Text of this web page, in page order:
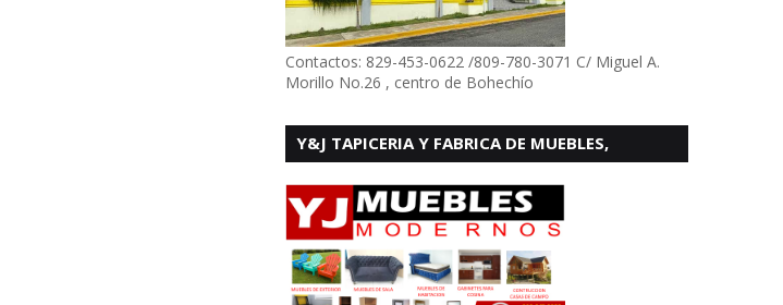
Contactos: 829-453-0622 /809-780-3071 C/ Miguel A.
Morillo No.26 , centro de Bohechío
Y&J TAPICERIA Y FABRICA DE MUEBLES,